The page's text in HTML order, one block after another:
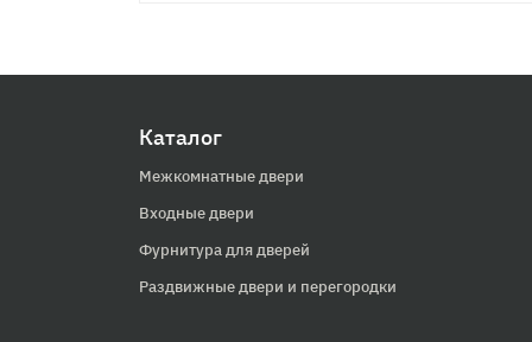
Каталог
Межкомнатные двери
Входные двери
Фурнитура для дверей
Раздвижные двери и перегородки